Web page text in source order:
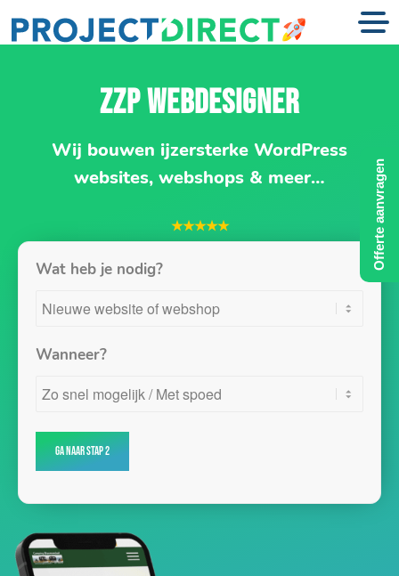
ZZP WEBDESIGNER
Wij bouwen ijzersterke WordPress
websites, webshops & meer…
★★★★★
Wat heb je nodig?
Wanneer?
Offerte aanvragen